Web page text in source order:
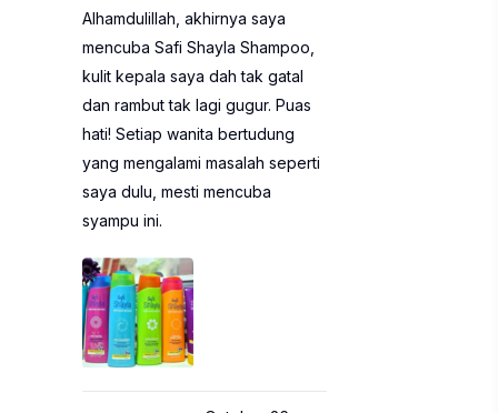
Alhamdulillah, akhirnya saya
mencuba Safi Shayla Shampoo,
kulit kepala saya dah tak gatal
dan rambut tak lagi gugur. Puas
hati! Setiap wanita bertudung
yang mengalami masalah seperti
saya dulu, mesti mencuba
syampu ini.